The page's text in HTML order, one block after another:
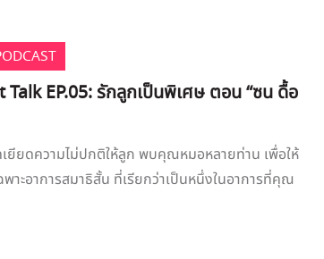
EP.05: รักลูกเป็นพิเศษ ตอน “ซน ดื้อ
เยียดความไม่ปกติให้ลูก พบคุณหมอหลายท่าน เพื่อให้
าะอาการสมาธิสั้น ที่เรียกว่าเป็นหนึ่งในอาการที่คุณ